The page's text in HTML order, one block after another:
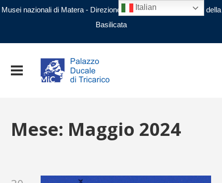
Musei nazionali di Matera - Direzione regionale Musei nazionali della
Basilicata
Mese: Maggio 2024
Italian